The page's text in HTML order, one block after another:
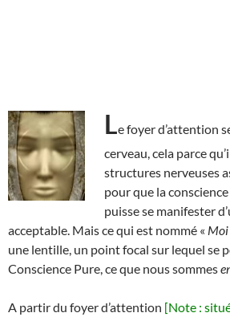
Le foyer d’attention
cerveau, cela parce
structures nerveuses
pour que la conscience
puisse se manifester
acceptable. Mais ce qui est nommé « Moi
une lentille, un point focal sur lequel se
Conscience Pure, ce que nous sommes
A partir du foyer d’attention [Note :